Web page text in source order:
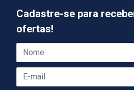
Cadastre-se para
ofertas!